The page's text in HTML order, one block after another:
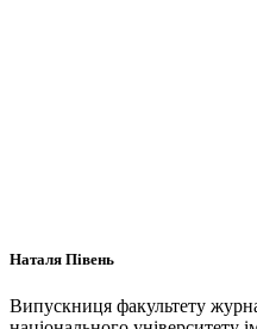
Наталя Півень
Випускниця факультету